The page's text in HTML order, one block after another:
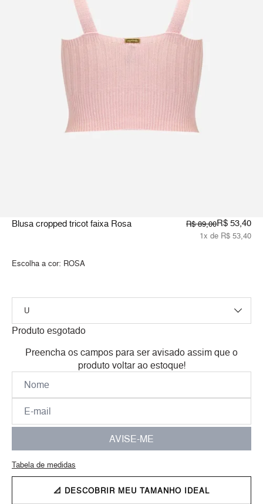
Blusa cropped tricot faixa Rosa R$ 89,00R$ 53,40
1x de R$ 53,40
Escolha a cor: ROSA
Produto esgotado
Preencha os campos para ser avisado assim que o
produto voltar ao estoque!
AVISE-ME
Tabela de medidas
📐 DESCOBRIR MEU TAMANHO IDEAL